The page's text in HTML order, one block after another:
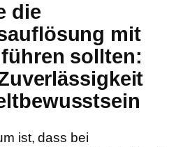
die
mit
sollten:
ist, dass bei